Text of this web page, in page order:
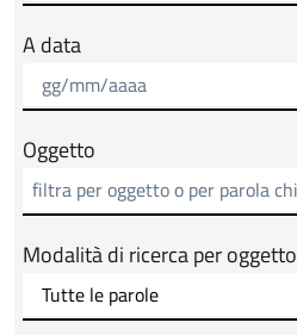
A data
Oggetto
Modalità di ricerca per oggetto